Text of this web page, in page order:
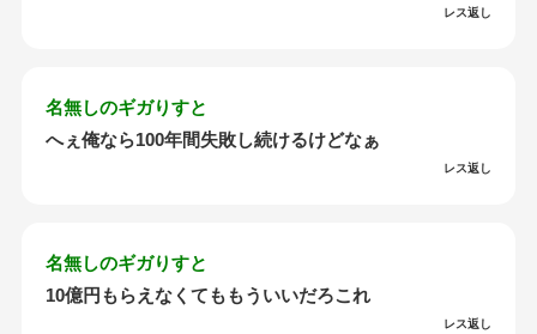
レス返し
名無しのギガりすと
へぇ俺なら100年間失敗し続けるけどなぁ
レス返し
名無しのギガりすと
10億円もらえなくてももういいだろこれ
レス返し